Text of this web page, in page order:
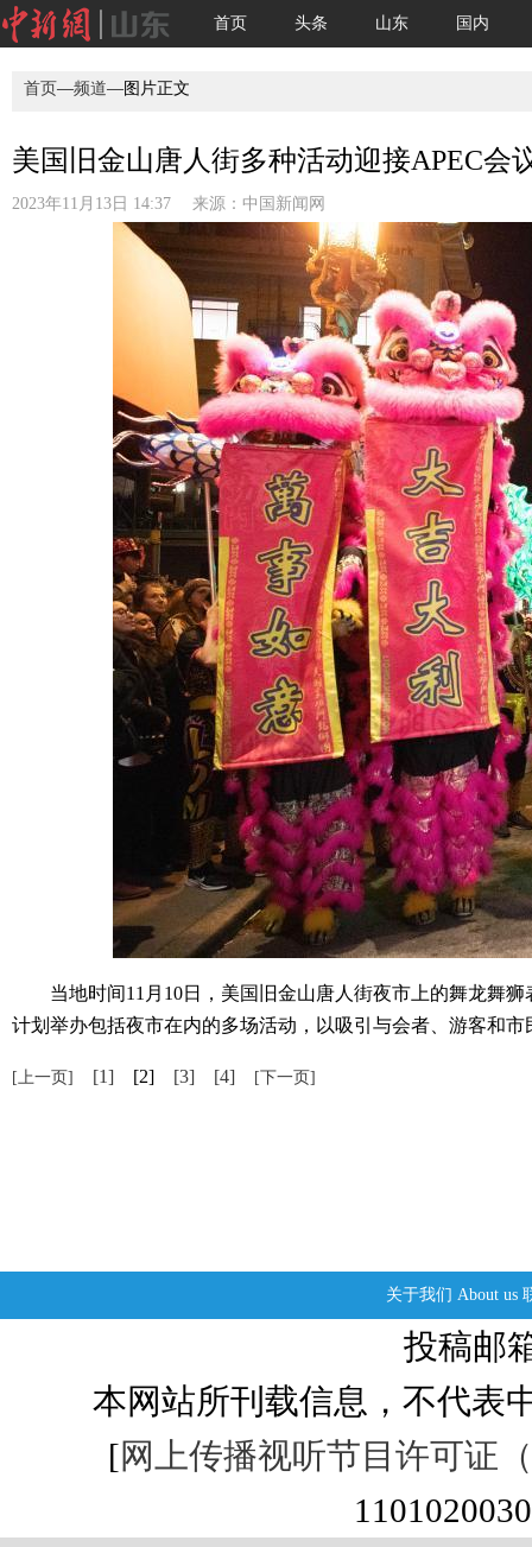
首页 头条 山东 国内
首页—频道—图片正文
美国旧金山唐人街多种活动迎接APEC会
2023年11月13日 14:37 来源： 中国新闻网
当地时间11月10日，美国旧金山唐人街夜市上的舞龙舞狮
计划举办包括夜市在内的多场活动，以吸引与会者、游客和
[上一页] [1] [2] [3] [4] [下一页]
关于我们 About us
投稿邮
本网站所刊载信息，不代表
[网上传播视听节目许可证